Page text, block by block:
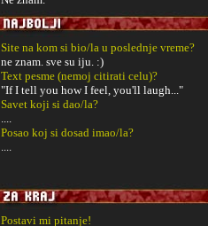
Site na kom si bio/la u poslednje vreme?
ne znam. sve su iju. :)
Text pesme (nemoj citirati celu)?
"If I tell you how I feel, you'll laugh..."
Savet koji si dao/la?
....
Posao koj si dosad imao/la?
....
Postavi mi pitanje!